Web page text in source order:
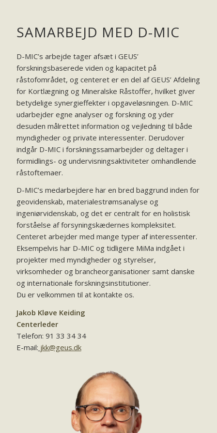
SAMARBEJD MED D-MIC
D-MIC’s arbejde tager afsæt i GEUS’
forskningsbaserede viden og kapacitet på
råstofområdet, og centeret er en del af GEUS’ Afdeling
for Kortlægning og Mineralske Råstoffer, hvilket giver
betydelige synergieffekter i opgaveløsningen. D-MIC
udarbejder egne analyser og forskning og yder
desuden målrettet information og vejledning til både
myndigheder og private interessenter. Derudover
indgår D-MIC i forskningssamarbejder og deltager i
formidlings- og undervisningsaktiviteter omhandlende
råstoftemaer.
D-MIC’s medarbejdere har en bred baggrund inden for
geovidenskab, materialestrømsanalyse og
ingeniørvidenskab, og det er centralt for en holistisk
forståelse af forsyningskædernes kompleksitet.
Centeret arbejder med mange typer af interessenter.
Eksempelvis har D-MIC og tidligere MiMa indgået i
projekter med myndigheder og styrelser,
virksomheder og brancheorganisationer samt danske
og internationale forskningsinstitutioner.
Du er velkommen til at kontakte os.
Jakob Kløve Keiding
Centerleder
Telefon: 91 33 34 34
E-mail: jkk@geus.dk